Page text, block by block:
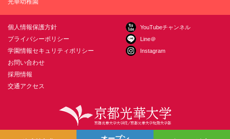
個人情報保護方針
プライバシーポリシー
学園情報セキュリティポリシー
お問い合わせ
採用情報
交通アクセス
YouTubeチャンネル
Line＠
Instagram
〒615-0882 京都市右京区西京極葛野町38